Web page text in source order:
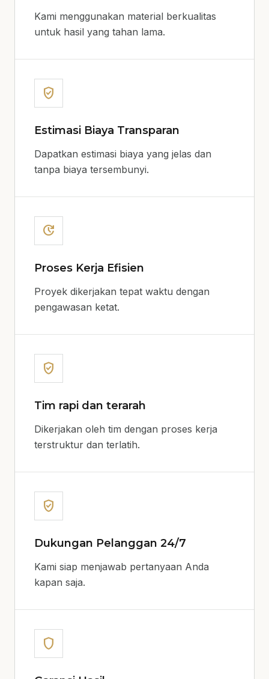
Kami menggunakan material berkualitas
untuk hasil yang tahan lama.
verified_user
Estimasi Biaya Transparan
Dapatkan estimasi biaya yang jelas dan
tanpa biaya tersembunyi.
update
Proses Kerja Efisien
Proyek dikerjakan tepat waktu dengan
pengawasan ketat.
verified_user
Tim rapi dan terarah
Dikerjakan oleh tim dengan proses kerja
terstruktur dan terlatih.
verified_user
Dukungan Pelanggan 24/7
Kami siap menjawab pertanyaan Anda
kapan saja.
shield